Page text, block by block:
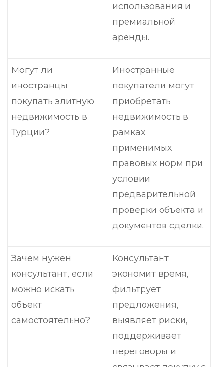
использования и
премиальной
аренды.
Могут ли
иностранцы
покупать элитную
недвижимость в
Турции?
Иностранные
покупатели могут
приобретать
недвижимость в
рамках
применимых
правовых норм при
условии
предварительной
проверки объекта и
документов сделки.
Зачем нужен
консультант, если
можно искать
объект
самостоятельно?
Консультант
экономит время,
фильтрует
предложения,
выявляет риски,
поддерживает
переговоры и